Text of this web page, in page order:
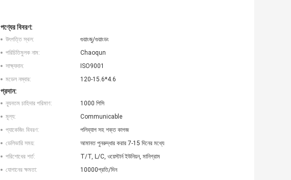
পণ্যের বিবরণ:
উৎপত্তি স্থল:
গুয়াংজু/গুয়াংডং
পরিচিতিমুলক নাম:
Chaoqun
সাক্ষ্যদান:
ISO9001
মডেল নম্বার:
120-15.6*4.6
প্রদান:
ন্যূনতম চাহিদার পরিমাণ:
1000 পিসি
মূল্য:
Communicable
প্যাকেজিং বিবরণ:
পলিব্যাগ সহ শক্ত কাগজ
ডেলিভারি সময়:
আমানত পুনরুদ্ধার করার 7-15 দিনের মধ্যে
পরিশোধের শর্ত:
T/T, L/C, ওয়েস্টার্ন ইউনিয়ন, মানিগ্রাম
যোগানের ক্ষমতা:
10000প্রতি/দিন